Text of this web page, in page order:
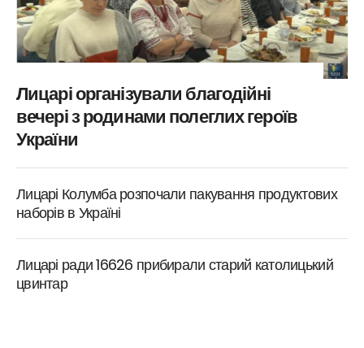
Лицарі організували благодійні
вечері з родинами полеглих героїв
України
Лицарі Колумба розпочали пакування продуктових
наборів в Україні
Лицарі ради 16626 прибирали старий католицький
цвинтар